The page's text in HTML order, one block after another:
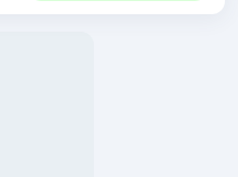
beredar (penawaran